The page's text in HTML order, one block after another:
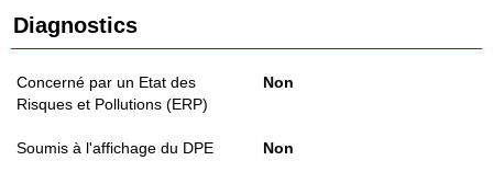
Diagnostics
Concerné par un Etat des
Risques et Pollutions (ERP)
Non
Soumis à l'affichage du DPE Non